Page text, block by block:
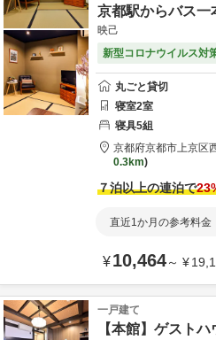
京都駅からバス一
映己
新型コロナウイルス対
丸ごと貸切
寝室2室
寝具5組
京都府京都市上京区
0.3km
７泊以上の連泊で23
直近1か月の参考料金
¥10,464～ ¥
一戸建て
【本館】ゲスト